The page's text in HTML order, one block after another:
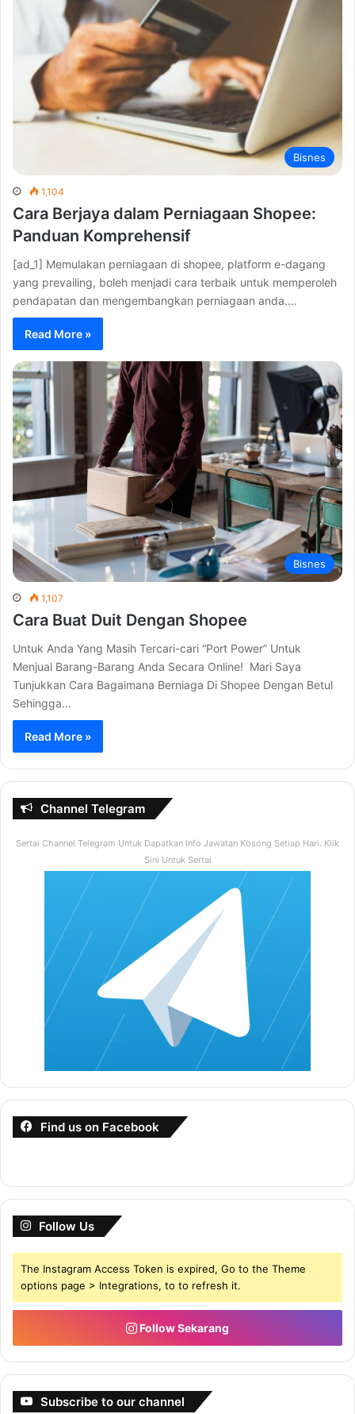
Bisnes
1,104
Cara Berjaya dalam Perniagaan Shopee:
Panduan Komprehensif
[ad_1] Memulakan perniagaan di shopee, platform e-dagang
yang prevailing, boleh menjadi cara terbaik untuk memperoleh
pendapatan dan mengembangkan perniagaan anda.…
Read More »
Bisnes
1,107
Cara Buat Duit Dengan Shopee
Untuk Anda Yang Masih Tercari-cari “Port Power” Untuk
Menjual Barang-Barang Anda Secara Online! Mari Saya
Tunjukkan Cara Bagaimana Berniaga Di Shopee Dengan Betul
Sehingga…
Read More »
Channel Telegram
Sertai Channel Telegram Untuk Dapatkan Info Jawatan Kosong Setiap Hari. Klik
Sini Untuk Sertai
Find us on Facebook
Follow Us
The Instagram Access Token is expired, Go to the Theme
options page > Integrations, to to refresh it.
Follow Sekarang
Subscribe to our channel